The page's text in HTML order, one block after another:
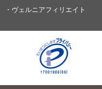
・ヴェルニアフィリエイト